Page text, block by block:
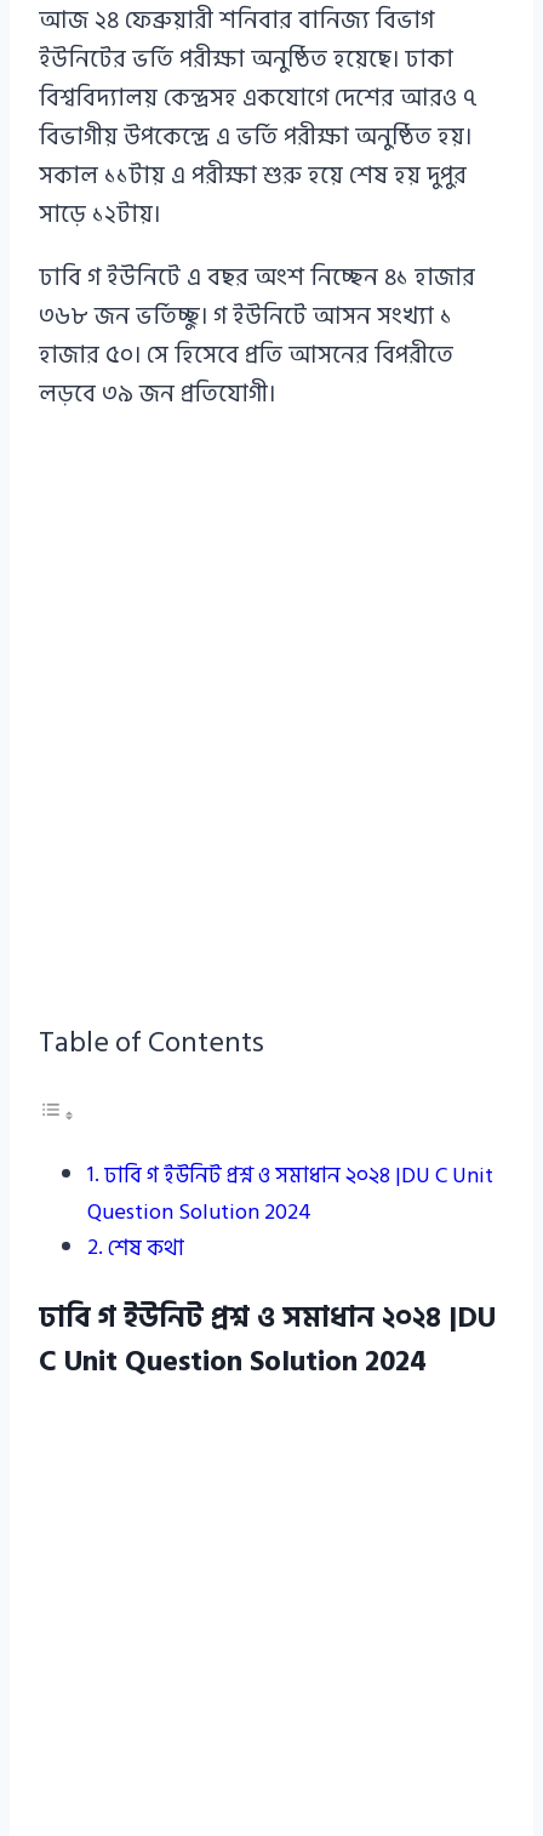
আজ ২৪ ফেব্রুয়ারী শনিবার বানিজ্য বিভাগ
ইউনিটের ভর্তি পরীক্ষা অনুষ্ঠিত হয়েছে। ঢাকা
বিশ্ববিদ্যালয় কেন্দ্রসহ একযোগে দেশের আরও ৭
বিভাগীয় উপকেন্দ্রে এ ভর্তি পরীক্ষা অনুষ্ঠিত হয়।
সকাল ১১টায় এ পরীক্ষা শুরু হয়ে শেষ হয় দুপুর
সাড়ে ১২টায়।
ঢাবি গ ইউনিটে এ বছর অংশ নিচ্ছেন ৪১ হাজার
৩৬৮ জন ভর্তিচ্ছু। গ ইউনিটে আসন সংখ্যা ১
হাজার ৫০। সে হিসেবে প্রতি আসনের বিপরীতে
লড়বে ৩৯ জন প্রতিযোগী।
Table of Contents
ঢাবি গ ইউনিট প্রশ্ন ও সমাধান ২০২৪ |DU C Unit
Question Solution 2024
শেষ কথা
ঢাবি গ ইউনিট প্রশ্ন ও সমাধান ২০২৪ |DU
C Unit Question Solution 2024